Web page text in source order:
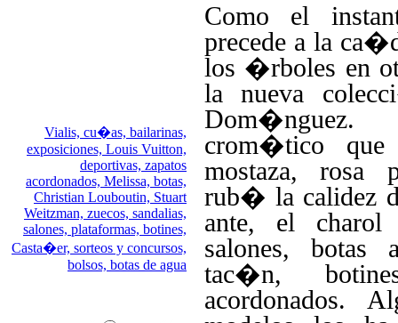
Vialis, cu�as, bailarinas,
exposiciones, Louis Vuitton,
deportivas, zapatos
acordonados, Melissa, botas,
Christian Louboutin, Stuart
Weitzman, zuecos, sandalias,
salones, plataformas, botines,
Casta�er, sorteos y concursos,
bolsos, botas de agua
Como el
precede a la
los �rboles en
la nueva
crom�tico
mostaza, rosa
rub� la calidez
ante, el
salones,
tac�n,
acordonados.